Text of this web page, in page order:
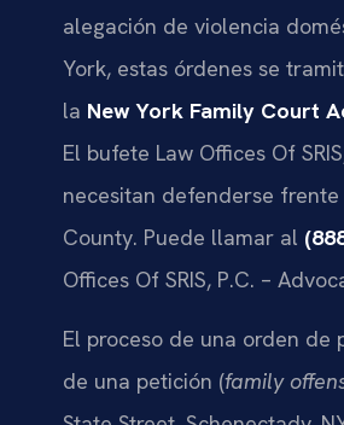
alegación de violencia
York, estas órdenes se
la New York Family Court
El bufete Law Offices Of
necesitan defenderse
County. Puede llamar al
Offices Of SRIS, P.C. –
El proceso de una orden de
de una petición (family